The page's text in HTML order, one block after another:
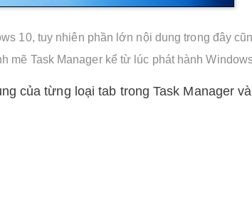
10, tuy nhiên phần lớn nội dung trong đây
mẽ Task Manager kể từ lúc phát hành
của từng loại tab trong Task Manager